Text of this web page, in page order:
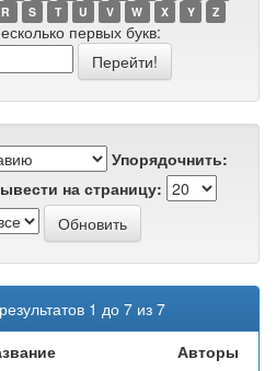
R S T U V W X Y Z
первых букв:
Упорядочнить:
на страницу:
1 до 7 из 7
Авторы